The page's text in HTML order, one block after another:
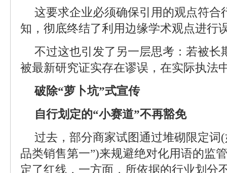
这要求企业必须确保引用的观点符合
知，彻底终结了利用边缘学术观点进行
不过这也引发了另一层思考：若被长
被最新研究证实存在谬误，在实际执法
破除“萝卜坑”式宣传
自行划定的“小赛道”不再豁免
过去，部分商家试图通过堆砌限定词
品类销售第一”)来规避绝对化用语的监
定了红线，一方面，所依据的行业划分